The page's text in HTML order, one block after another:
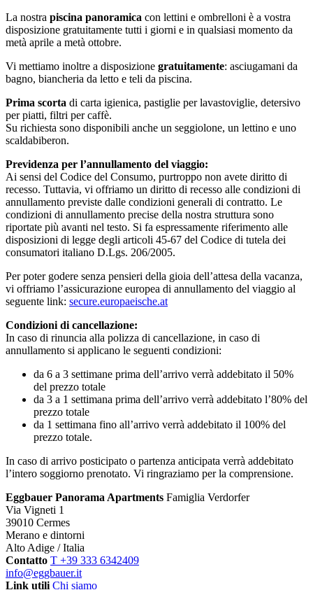
La nostra piscina panoramica con lettini e ombrelloni è a vostra
disposizione gratuitamente tutti i giorni e in qualsiasi momento da
metà aprile a metà ottobre.
Vi mettiamo inoltre a disposizione gratuitamente: asciugamani da
bagno, biancheria da letto e teli da piscina.
Prima scorta di carta igienica, pastiglie per lavastoviglie, detersivo
per piatti, filtri per caffè.
Su richiesta sono disponibili anche un seggiolone, un lettino e uno
scaldabiberon.
Previdenza per l’annullamento del viaggio:
Ai sensi del Codice del Consumo, purtroppo non avete diritto di
recesso. Tuttavia, vi offriamo un diritto di recesso alle condizioni di
annullamento previste dalle condizioni generali di contratto. Le
condizioni di annullamento precise della nostra struttura sono
riportate più avanti nel testo. Si fa espressamente riferimento alle
disposizioni di legge degli articoli 45-67 del Codice di tutela dei
consumatori italiano D.Lgs. 206/2005.
Per poter godere senza pensieri della gioia dell’attesa della vacanza,
vi offriamo l’assicurazione europea di annullamento del viaggio al
seguente link: secure.europaeische.at
Condizioni di cancellazione:
In caso di rinuncia alla polizza di cancellazione, in caso di
annullamento si applicano le seguenti condizioni:
da 6 a 3 settimane prima dell’arrivo verrà addebitato il 50%
del prezzo totale
da 3 a 1 settimana prima dell’arrivo verrà addebitato l’80% del
prezzo totale
da 1 settimana fino all’arrivo verrà addebitato il 100% del
prezzo totale.
In caso di arrivo posticipato o partenza anticipata verrà addebitato
l’intero soggiorno prenotato. Vi ringraziamo per la comprensione.
Eggbauer Panorama Apartments Famiglia Verdorfer
Via Vigneti 1
39010 Cermes
Merano e dintorni
Alto Adige / Italia
Contatto T +39 333 6342409
info@eggbauer.it
Link utili Chi siamo